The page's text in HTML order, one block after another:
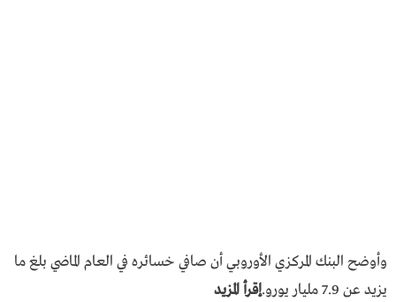
وأوضح البنك المركزي الأوروبي أن صافي خسائره في العام الماضي بلغ ما
يزيد عن 7.9 مليار يورو.
إقرأ المزيد